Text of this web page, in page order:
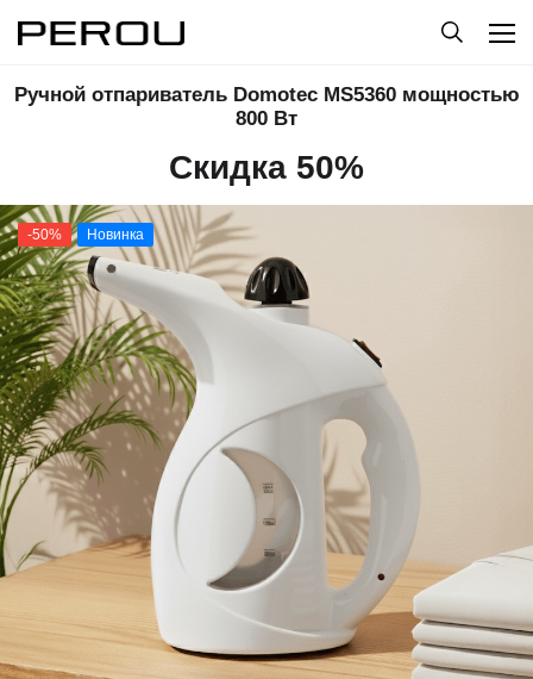
Ручной отпариватель Domotec MS5360 мощностью
800 Вт
Скидка 50%
-50% Новинка